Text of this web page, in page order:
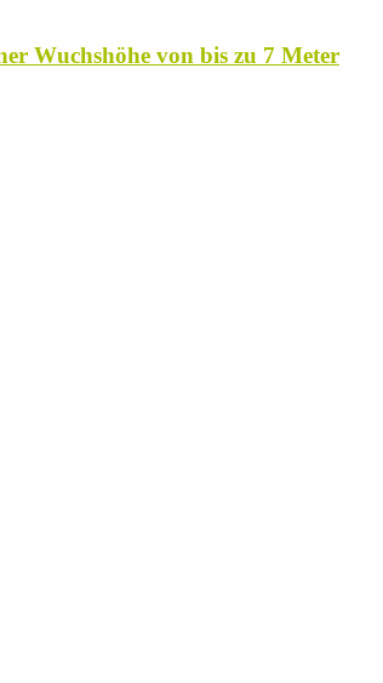
Wuchshöhe von bis zu 7 Meter